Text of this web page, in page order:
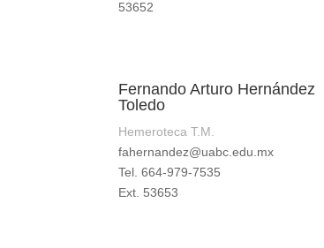
53652
Fernando Arturo Hernández
Toledo
Hemeroteca T.M.
fahernandez@uabc.edu.mx
Tel. 664-979-7535
Ext. 53653